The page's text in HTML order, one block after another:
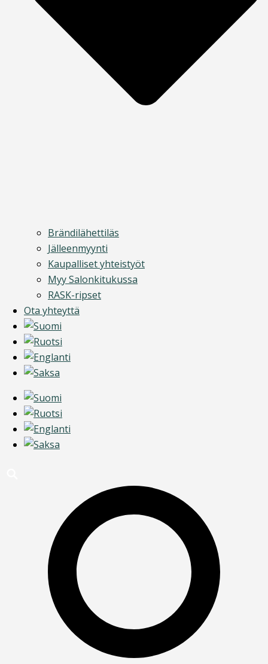
Brändilähettiläs
Jälleenmyynti
Kaupalliset yhteistyöt
Myy Salonkitukussa
RASK-ripset
Ota yhteyttä